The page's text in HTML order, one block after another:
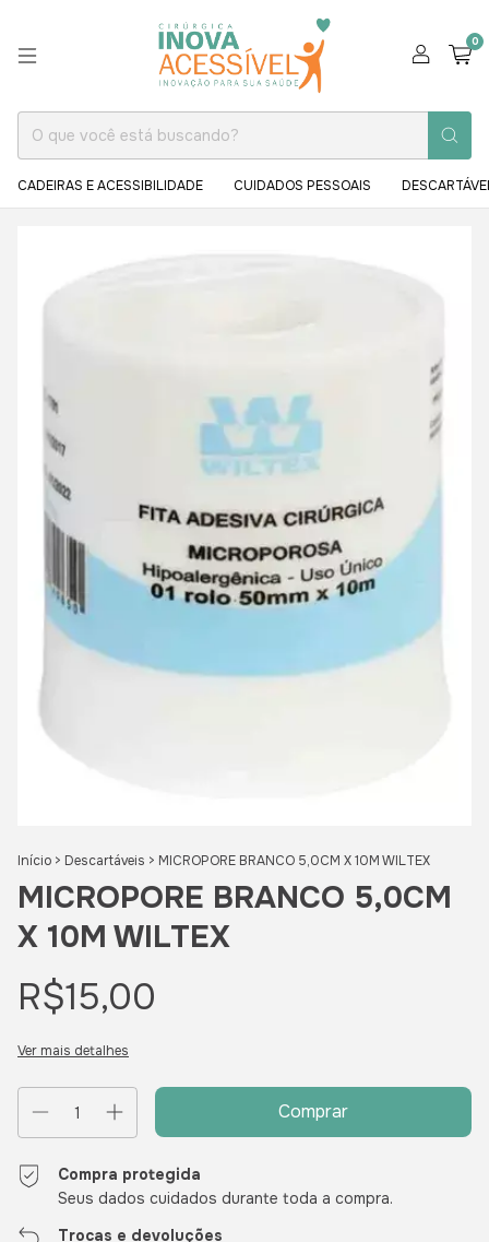
0
CADEIRAS E ACESSIBILIDADE CUIDADOS PESSOAIS
Início > Descartáveis > MICROPORE BRANCO 5,0CM X 10M WILTEX
MICROPORE BRANCO 5,0CM
X 10M WILTEX
R$15,00
Ver mais detalhes
Compra protegida
Seus dados cuidados durante toda a compra.
Trocas e devoluções